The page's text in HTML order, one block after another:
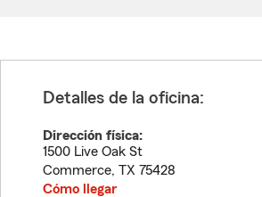
Detalles de la oficina:
Dirección física:
1500 Live Oak St
Commerce, TX 75428
Cómo llegar